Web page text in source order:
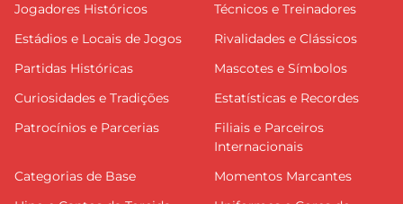
Jogadores Históricos
Técnicos e Treinadores
Estádios e Locais de Jogos
Rivalidades e Clássicos
Partidas Históricas
Mascotes e Símbolos
Curiosidades e Tradições
Estatísticas e Recordes
Patrocínios e Parcerias
Filiais e Parceiros
Internacionais
Categorias de Base
Momentos Marcantes